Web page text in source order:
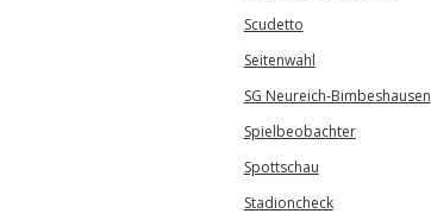
Scudetto
Seitenwahl
SG Neureich-Bimbeshausen
Spielbeobachter
Spottschau
Stadioncheck